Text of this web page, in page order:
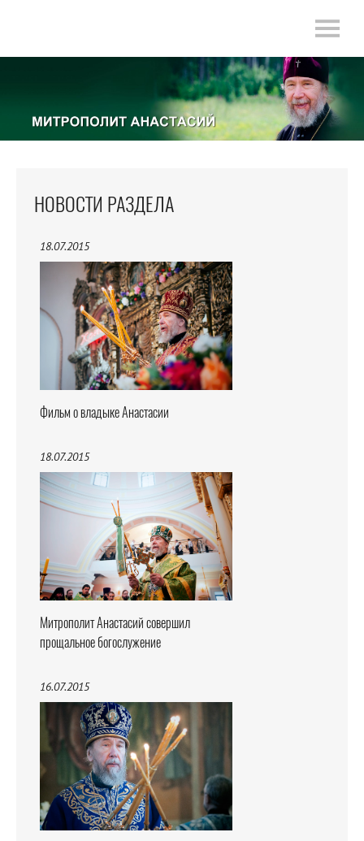
НОВОСТИ РАЗДЕЛА
18.07.2015
Фильм о владыке Анастасии
18.07.2015
Митрополит Анастасий совершил
прощальное богослужение
16.07.2015